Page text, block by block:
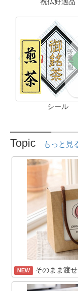
シール
Topic もっと見
NEW そのまま渡